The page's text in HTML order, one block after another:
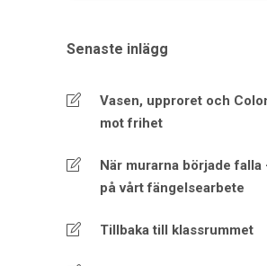
Senaste inlägg
Vasen, upproret och
mot frihet
När murarna började falla
på vårt fängelsearbete
Tillbaka till klassrummet